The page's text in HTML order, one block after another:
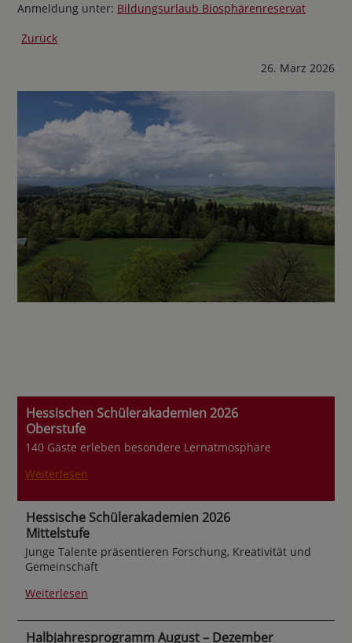
Anmeldung unter: Bildungsurlaub Biosphärenreservat
Zurück
26. März 2026
Hessischen Schülerakademien 2026
Oberstufe
140 Gäste erleben besondere Lernatmosphäre
Weiterlesen
Hessische Schülerakademien 2026
Mittelstufe
Junge Talente präsentieren Forschung, Kreativität und
Gemeinschaft
Weiterlesen
Halbjahresprogramm August – Dezember